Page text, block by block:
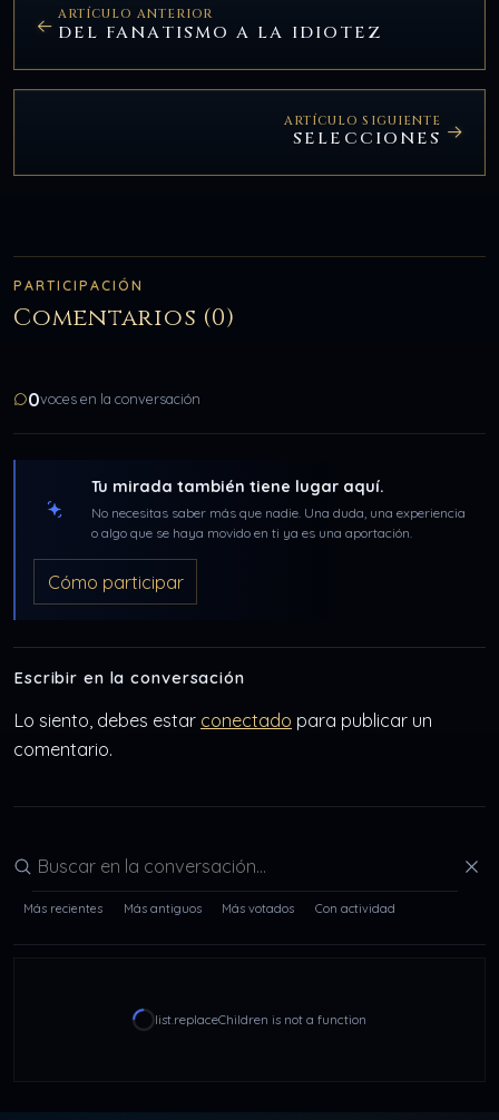
ARTÍCULO ANTERIOR
DEL FANATISMO A LA IDIOTEZ
ARTÍCULO SIGUIENTE
SELECCIONES
PARTICIPACIÓN
Comentarios (0)
0voces en la conversación
Tu mirada también tiene lugar aquí.
No necesitas saber más que nadie. Una duda, una experiencia
o algo que se haya movido en ti ya es una aportación.
Cómo participar
Escribir en la conversación
Lo siento, debes estar conectado para publicar un
comentario.
Buscar en la conversación
Más recientes Más antiguos Más votados Con actividad
list.replaceChildren is not a function